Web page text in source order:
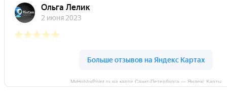
MyHobbyPoint.ru на карте Санкт‑Петербурга — Яндекс Карты